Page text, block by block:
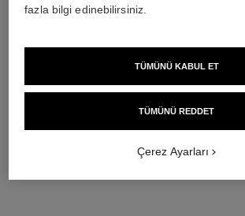
Haci̇m Veren Maskara
2 500 try*
Besler –
Ref. 133850
fazla bilgi edinebilirsiniz.
TÜMÜNÜ REDDET
TÜMÜNÜ KABUL ET
Çerez Ayarları